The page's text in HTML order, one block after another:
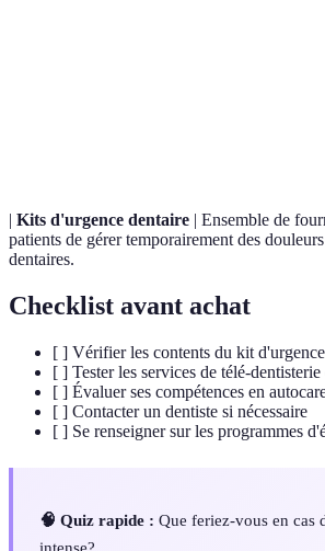
| Kits d'urgence dentaire | Ensemble de
patients de gérer temporairement des
dentaires.
Checklist avant achat
[ ] Vérifier les contents du kit
[ ] Tester les services de télé-
[ ] Évaluer ses compétences en
[ ] Contacter un dentiste si nécessaire
[ ] Se renseigner sur les programmes
🧠 Quiz rapide : Que feriez-vous en cas